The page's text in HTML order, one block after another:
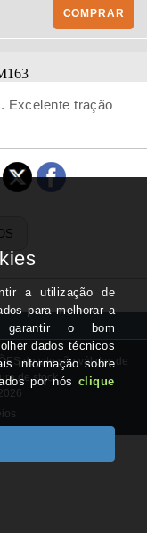
COMPRAR
Excelente tração
do site são válidas de
de stock.